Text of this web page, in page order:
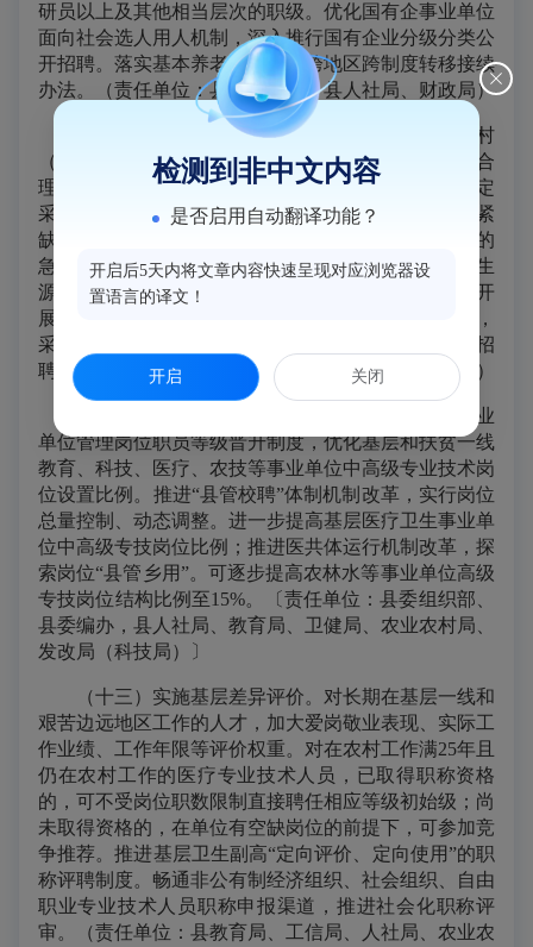
研员以上及其他相当层次的职级。优化国有企事业单位
面向社会选人用人机制，深入推行国有企业分级分类公
开招聘。落实基本养老保险关系跨地区跨制度转移接续
办法。（责任单位：县委组织部，县人社局、财政局）
（十一）降低基层招聘门槛。继续实施从优秀村
（社区）主干中考录乡镇（街道）机关公务员工作。合
理制定和发布事业单位公开招聘紧缺急需目录，按规定
采用简捷有效方式招聘人才，对报考人数不足的急需紧
缺岗位，可降低开考比例。事业单位可拿出一定数量的
急需紧缺岗位面向本县或周边县（市）区户籍人员（生
源）招聘。统筹实施“三支一扶”等基层服务项目，在开
展事业单位招聘时应拿出不低于期满人员30%的岗位，
采取“专门岗位”或“专项招聘”方式，面向期满人员招
聘。（责任单位：县委组织部、县委编办，县人社局）
（十二）优化基层岗位设置。按部署加快推行事业
单位管理岗位职员等级晋升制度，优化基层和扶贫一线
教育、科技、医疗、农技等事业单位中高级专业技术岗
位设置比例。推进“县管校聘”体制机制改革，实行岗位
总量控制、动态调整。进一步提高基层医疗卫生事业单
位中高级专技岗位比例；推进医共体运行机制改革，探
索岗位“县管乡用”。可逐步提高农林水等事业单位高级
专技岗位结构比例至15%。〔责任单位：县委组织部、
县委编办，县人社局、教育局、卫健局、农业农村局、
发改局（科技局）〕
（十三）实施基层差异评价。对长期在基层一线和
艰苦边远地区工作的人才，加大爱岗敬业表现、实际工
作业绩、工作年限等评价权重。对在农村工作满25年且
仍在农村工作的医疗专业技术人员，已取得职称资格
的，可不受岗位职数限制直接聘任相应等级初始级；尚
未取得资格的，在单位有空缺岗位的前提下，可参加竞
争推荐。推进基层卫生副高“定向评价、定向使用”的职
称评聘制度。畅通非公有制经济组织、社会组织、自由
职业专业技术人员职称申报渠道，推进社会化职称评
审。（责任单位：县教育局、工信局、人社局、农业农
检测到非中文内容
是否启用自动翻译功能？
开启后5天内将文章内容快速呈现对应浏览器设
置语言的译文！
开启 关闭